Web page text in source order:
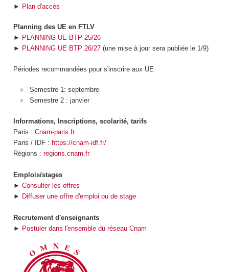
► Plan d'accès
Planning des UE en FTLV
► PLANNING UE BTP 25/26
► PLANNING UE BTP 26/27(une mise à jour sera publiée le 1/9)
Périodes recommandées pour s'inscrire aux UE
Semestre 1: septembre
Semestre 2 : janvier
Informations, Inscriptions, scolarité, tarifs
Paris : Cnam-paris.fr
Paris / IDF : https://cnam-idf.fr/
Régions : regions.cnam.fr
Emplois/stages
► Consulter les offres
► Diffuser une offre d'emploi ou de stage
Recrutement d'enseignants
► Postuler dans l'ensemble du réseau Cnam